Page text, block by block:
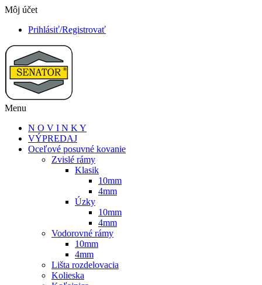
Môj účet
Prihlásiť/Registrovať
Menu
N O V I N K Y
VÝPREDAJ
Oceľové posuvné kovanie
Zvislé rámy
Klasik
10mm
4mm
Úzky
10mm
4mm
Vodorovné rámy
10mm
4mm
Lišta rozdelovacia
Kolieska